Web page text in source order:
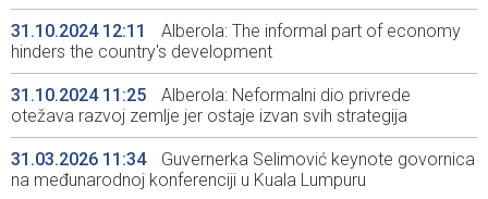
31.10.2024 12:11
Alberola: The informal part of economy
hinders the country's development
31.10.2024 11:25
Alberola: Neformalni dio privrede
otežava razvoj zemlje jer ostaje izvan svih strategija
31.03.2026 11:34
Guvernerka Selimović keynote govornica
na međunarodnoj konferenciji u Kuala Lumpuru